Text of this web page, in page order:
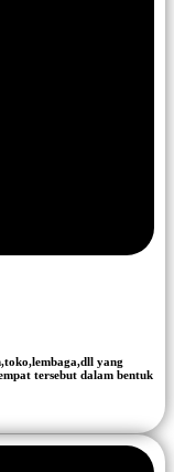
yang
tersebut dalam bentuk